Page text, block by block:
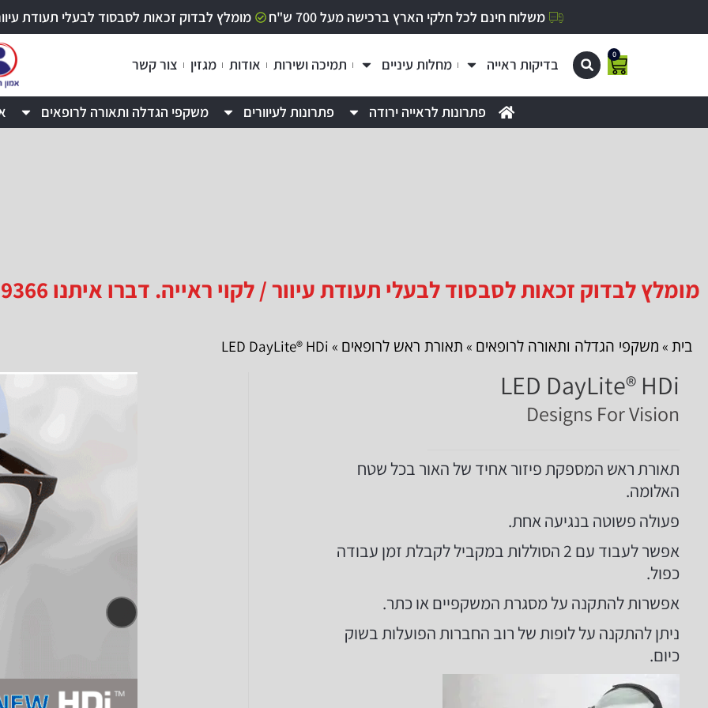
משלוח חינם לכל חלקי הארץ ברכישה מעל 700 ש"ח מומלץ לבדוק זכאות לסבסוד לבעלי תעודת עיוור /
0
בדיקות ראייה מחלות עיניים תמיכה ושירות אודות מגזין צור קשר
פתרונות לראייה ירודה פתרונות לעיוורים משקפי הגדלה ותאורה לרופאים
מומלץ לבדוק זכאות לסבסוד לבעלי תעודת עיוור / לקוי ראייה. דברו איתנו 09-9529366
בית » משקפי הגדלה ותאורה לרופאים » תאורת ראש לרופאים » LED DayLite® HDi
LED DayLite® HDi
Designs For Vision
תאורת ראש המספקת פיזור אחיד של האור בכל שטח
האלומה.
פעולה פשוטה בנגיעה אחת.
אפשר לעבוד עם 2 הסוללות במקביל לקבלת זמן עבודה
כפול.
אפשרות להתקנה על מסגרת המשקפיים או כתר.
ניתן להתקנה על לופות של רוב החברות הפועלות בשוק
כיום.